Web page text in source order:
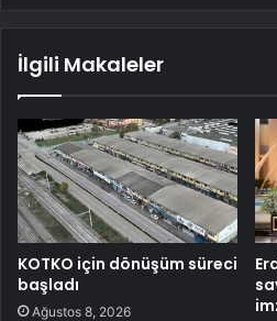
İlgili Makaleler
KOTKO için dönüşüm süreci
başladı
Ağustos 8, 2026